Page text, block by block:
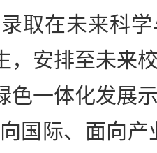
在未来科学
，安排至未来
色一体化发展
国际、面向产